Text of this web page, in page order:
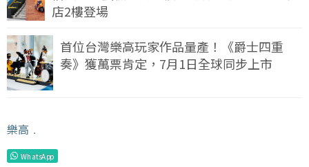
店2樓登場
首位台灣樂高玩家作品量產！《爵士四重
奏》獲萬票肯定，7月1日全球同步上市
樂高 ﹒
WhatsApp